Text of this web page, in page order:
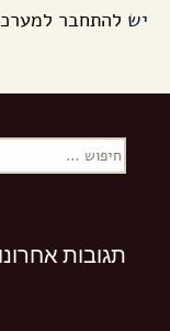
יש להתחבר
ח
י
:תגובות